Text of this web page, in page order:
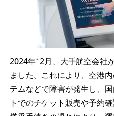
2024年12月、大手航空会社
ました。これにより、空港
テムなどで障害が発生し、
トでのチケット販売や予約